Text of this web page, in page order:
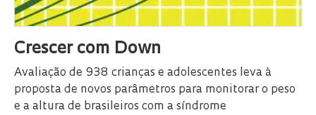
Crescer com Down
Avaliação de 938 crianças e adolescentes leva à
proposta de novos parâmetros para monitorar o peso
e a altura de brasileiros com a síndrome